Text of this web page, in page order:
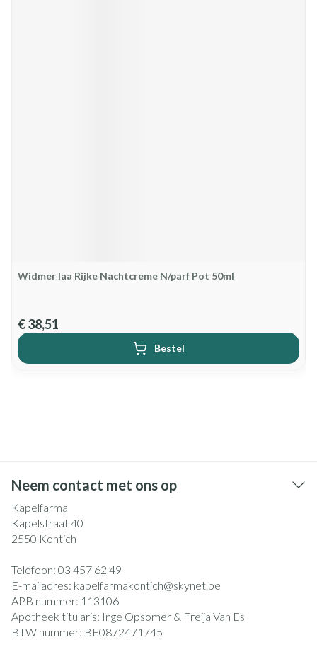
Widmer Iaa Rijke Nachtcreme N/parf Pot 50ml
€ 38,51
Bestel
Neem contact met ons op
Kapelfarma
Kapelstraat 40
2550 Kontich
Telefoon: 03 457 62 49
E-mailadres: kapelfarmakontich@skynet.be
APB nummer: 113106
Apotheek titularis: Inge Opsomer & Freija Van Es
BTW nummer: BE0872471745